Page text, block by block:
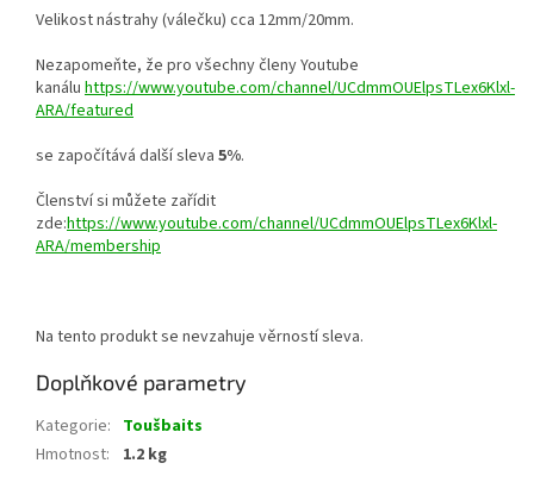
Velikost nástrahy (válečku) cca 12mm/20mm.
Nezapomeňte, že pro všechny členy Youtube
kanálu https://www.youtube.com/channel/UCdmmOUElpsTLex6Klxl-
ARA/featured
se započítává další sleva 5%.
Členství si můžete zařídit
zde:https://www.youtube.com/channel/UCdmmOUElpsTLex6Klxl-
ARA/membership
Na tento produkt se nevzahuje věrností sleva.
Doplňkové parametry
Kategorie: Toušbaits
Hmotnost: 1.2 kg